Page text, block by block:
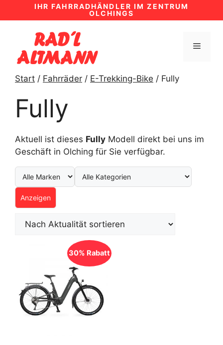
Inhalt
IHR FAHRRADHÄNDLER IM ZENTRUM
OLCHINGS
MENÜ
Start / Fahrräder / E-Trekking-Bike / Fully
Fully
Aktuell ist dieses Fully Modell direkt bei uns im
Geschäft in Olching für Sie verfügbar.
Anzeigen
30% Rabatt